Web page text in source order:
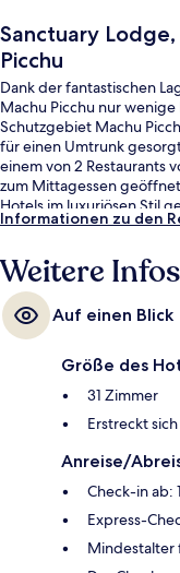
Sanctuary
Picchu
Dank der fantastischen
Machu Picchu nur
Schutzgebiet Machu
für einen Umtrunk
einem von 2 Restaurants
zum Mittagessen
Hotels im luxuriösen Stil
Garten.
Informationen zu den
Weitere
Auf einen Blick
Größe des
31 Zimmer
Erstreckt
Anreise/
Check-in ab:
Express-
Mindestalter